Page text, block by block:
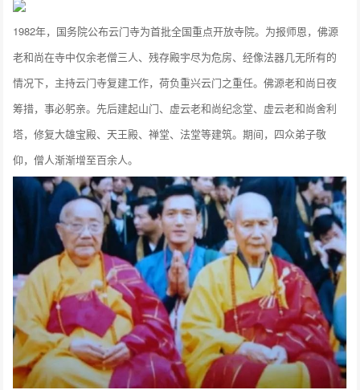
1982年，国务院公布云门寺为首批全国重点开放寺院。为报师恩，佛源
老和尚在寺中仅余老僧三人、残存殿宇尽为危房、经像法器几无所有的
情况下，主持云门寺复建工作，荷负重兴云门之重任。佛源老和尚日夜
筹措，事必躬亲。先后建起山门、虚云老和尚纪念堂、虚云老和尚舍利
塔，修复大雄宝殿、天王殿、禅堂、法堂等建筑。期间，四众弟子敬
仰，僧人渐渐增至百余人。